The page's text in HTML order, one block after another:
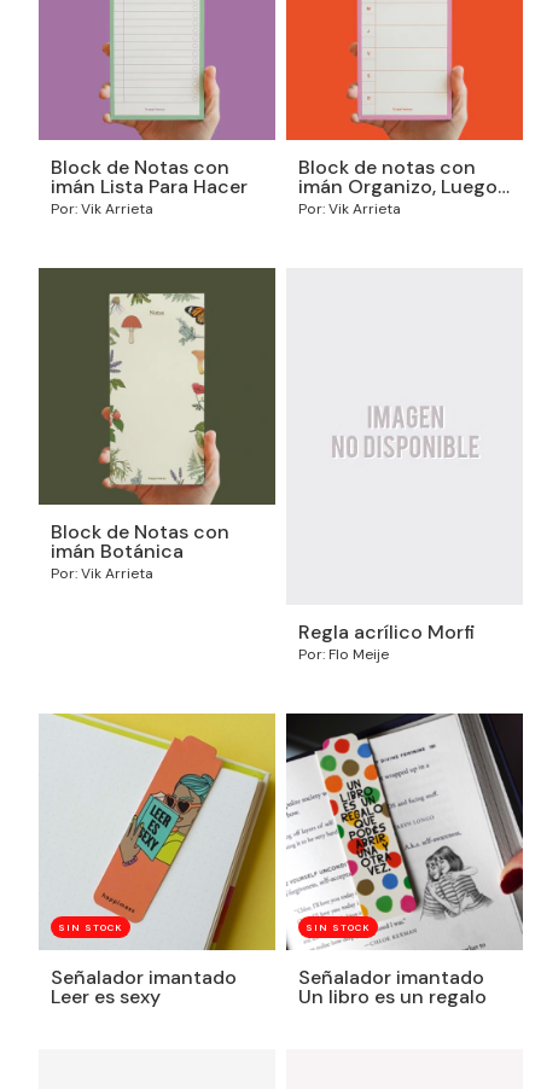
Block de Notas con
imán Lista Para Hacer
Por: Vik Arrieta
Block de notas con
imán Organizo, Luego
Improviso
Por: Vik Arrieta
Block de Notas con
imán Botánica
Por: Vik Arrieta
Regla acrílico Morfi
Por: Flo Meije
SIN STOCK
Señalador imantado
Leer es sexy
SIN STOCK
Señalador imantado
Un libro es un regalo